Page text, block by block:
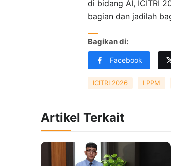
di bidang AI, ICITRI
bagian dan jadilah
Bagikan di:
Facebook
ICITRI 2026 LPPM
Artikel Terkait